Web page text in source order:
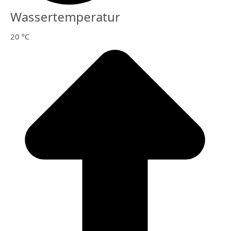
Wassertemperatur
20 °C